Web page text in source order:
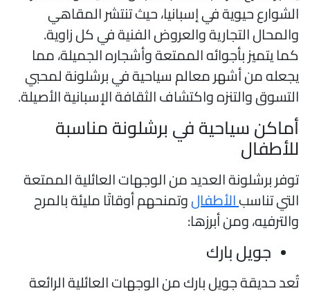
حيوية في إسبانيا، حيث تنتشر المقاهي
التجارية والعروض الفنية في كل زاوية.
يتميز بأجوائه الممتعة وأشجاره الجميلة، مما
من أشهر معالم سياحية في برشلونة لمحبي
والتنزه واكتشاف الثقافة الإسبانية الأصيلة.
سياحية في برشلونة مناسبة
برشلونة العديد من الوجهات العائلية الممتعة
تناسبالأطفالوتمنحهم أوقاتًا مليئة بالمرح
ومن أبرزها:
جويل بارك
حديقة جويل بارك من الوجهات العائلية الرائعة